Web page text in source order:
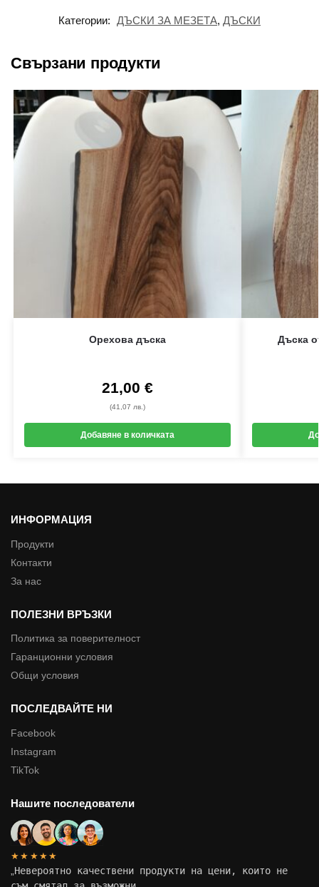
Категории: ДЪСКИ ЗА МЕЗЕТА, ДЪСКИ
Свързани продукти
Орехова дъска
21,00 €
(41,07 лв.)
Добавяне в количката
Дъска
ИНФОРМАЦИЯ
Продукти
Контакти
За нас
ПОЛЕЗНИ ВРЪЗКИ
Политика за поверителност
Гаранционни условия
Общи условия
ПОСЛЕДВАЙТЕ НИ
Facebook
Instagram
TikTok
Нашите последователи
★★★★★
„Невероятно качествени продукти на цени, които не